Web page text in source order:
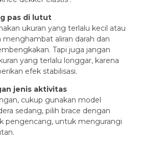
pas di lutut
ukuran yang terlalu kecil atau
menghambat aliran darah dan
Tapi juga jangan
yang terlalu longgar, karena
efek stabilisasi.
jenis aktivitas
cukup gunakan model
sedang, pilih brace dengan
pengencang, untuk mengurangi